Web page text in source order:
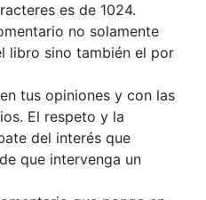
es de 1024.
no solamente
libro sino también el por
tus opiniones y con las
El respeto y la
del interés que
que intervenga un